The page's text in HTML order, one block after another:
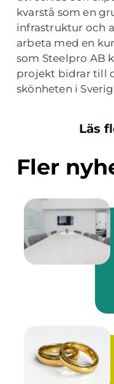
kvarstå som en
infrastruktur och
arbeta med en
som Steelpro AB
projekt bidrar till
skönheten i
Läs
Fler